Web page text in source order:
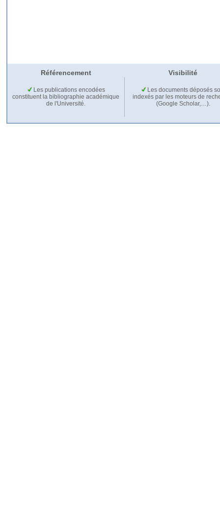
Référencement Visibilité
Les publications encodées
constituent la bibliographie académique
de l'Université.
Les documents déposés
indexés par les moteurs de
(Google Scholar,…).